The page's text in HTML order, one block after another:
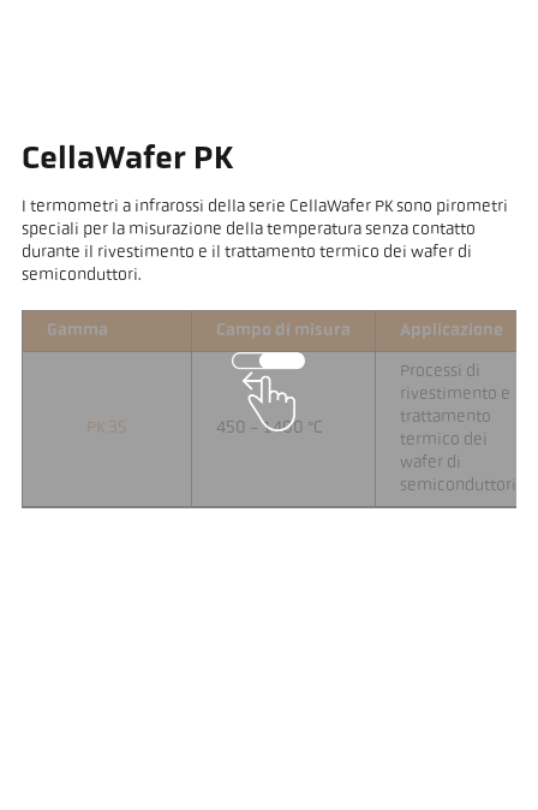
CellaWafer PK
I termometri a infrarossi della serie CellaWafer PK sono pirometri
speciali per la misurazione della temperatura senza contatto
durante il rivestimento e il trattamento termico dei wafer di
semiconduttori.
Gamma Campo di misura Applicazione
PK 35 450 - 1400 °C
Processi di
rivestimento e
trattamento
termico dei
wafer di
semiconduttori